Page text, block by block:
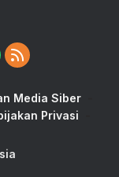
Media Siber
Privasi